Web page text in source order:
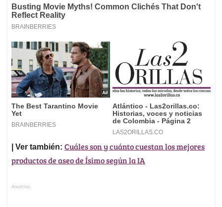
| Ver también: Cuáles son y cuánto cuestan los mejores
productos de aseo de Ísimo según la IA
Anuncios.